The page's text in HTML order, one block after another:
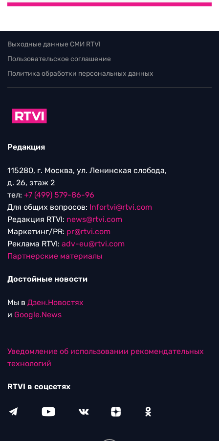
Выходные данные СМИ RTVI
Пользовательское соглашение
Политика обработки персональных данных
Редакция
115280, г. Москва, ул. Ленинская слобода,
д. 26, этаж 2
тел: +7 (499) 579-86-96
Для общих вопросов: Infortvi@rtvi.com
Редакция RTVI: news@rtvi.com
Маркетинг/PR: pr@rtvi.com
Реклама RTVI: adv-eu@rtvi.com
Партнерские материалы
Достойные новости
Мы в Дзен.Новостях
и Google.News
Уведомление об использовании рекомендательных
технологий
RTVI в соцсетях